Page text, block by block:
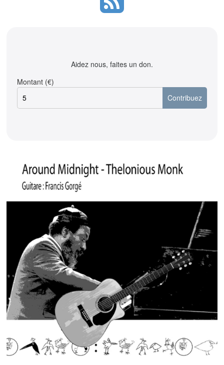
Aidez nous, faites un don.
Montant (€)